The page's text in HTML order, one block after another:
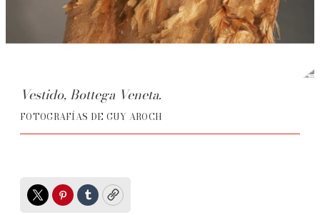
Vestido, Bottega Veneta.
FOTOGRAFÍAS DE GUY AROCH
TwitterPinterest
TumblrCopy